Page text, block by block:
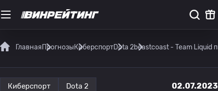
ГлавнаяПрогнозыКиберспортDota 2beastcoast - Team Liquid
Киберспорт Dota 2 02.07.2023